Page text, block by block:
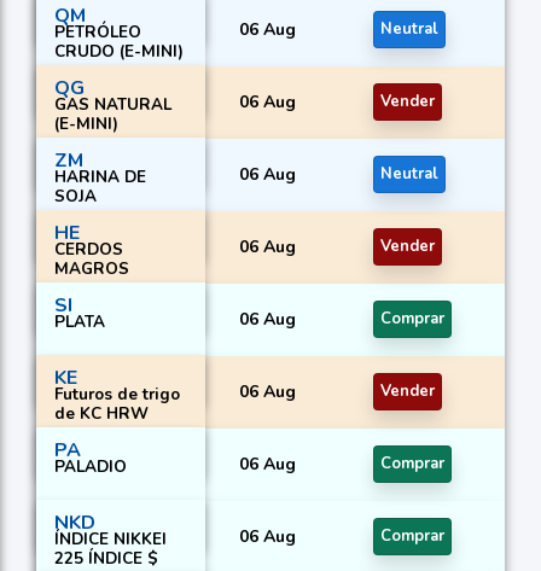
QM
PETRÓLEO
CRUDO (E-MINI)
06 Aug Neutral
QG
GAS NATURAL
(E-MINI)
06 Aug Vender
ZM
HARINA DE
SOJA
06 Aug Neutral
HE
CERDOS
MAGROS
06 Aug Vender
SI
PLATA 06 Aug Comprar
KE
Futuros de trigo
de KC HRW
06 Aug Vender
PA
PALADIO 06 Aug Comprar
NKD
ÍNDICE NIKKEI
225 ÍNDICE $
06 Aug Comprar